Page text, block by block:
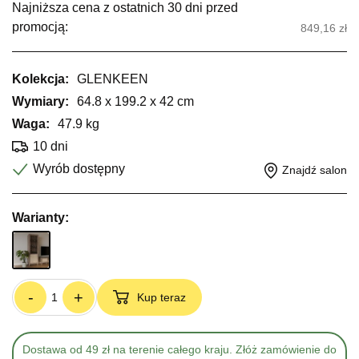
Najniższa cena z ostatnich 30 dni przed
promocją:
849,16 zł
Kolekcja:
GLENKEEN
Wymiary:
64.8 x 199.2 x 42 cm
Waga:
47.9 kg
10 dni
Wyrób dostępny
Znajdź salon
Warianty:
- + Kup teraz
Dostawa od 49 zł na terenie całego kraju. Złóż zamówienie do